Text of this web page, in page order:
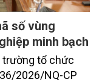
số vùng
minh bạch
trường tổ chức
2026/NQ-CP